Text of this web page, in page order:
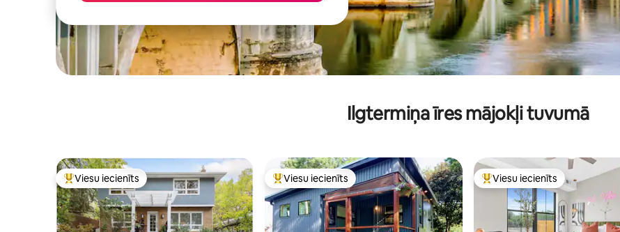
Ilgtermiņa īres mājokļi tuvumā
Populārs viesu iecienīts mājoklis
Viesu iecienīts Populārs viesu iecienīts mājoklis
Viesu iecienīts Populārs viesu iecienīts mājoklis
Viesu iecienīts